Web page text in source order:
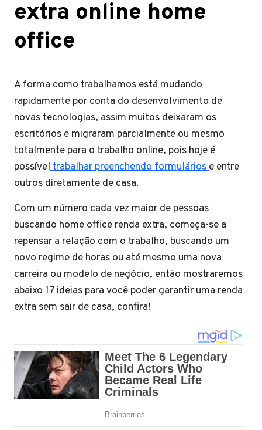
extra online home
office
A forma como trabalhamos está mudando
rapidamente por conta do desenvolvimento de
novas tecnologias, assim muitos deixaram os
escritórios e migraram parcialmente ou mesmo
totalmente para o trabalho online, pois hoje é
possíveltrabalhar preenchendo formuláriose entre
outros diretamente de casa.
Com um número cada vez maior de pessoas
buscando home office renda extra, começa-se a
repensar a relação com o trabalho, buscando um
novo regime de horas ou até mesmo uma nova
carreira ou modelo de negócio, então mostraremos
abaixo 17 ideias para você poder garantir uma renda
extra sem sair de casa, confira!